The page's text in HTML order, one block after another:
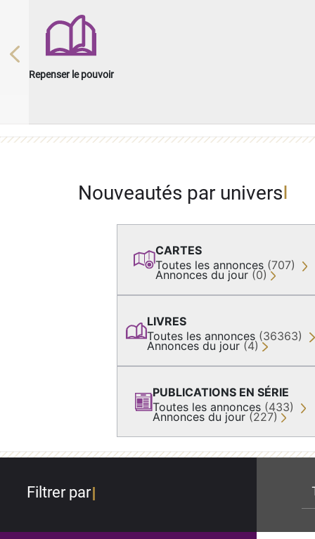
Repenser le pouvoir
Previous
Nouveautés par univers
CARTES
Toutes les annonces (707)
Annonces du jour (0)
LIVRES
Toutes les annonces (36363)
Annonces du jour (4)
PUBLICATIONS EN SÉRIE
Toutes les annonces (433)
Annonces du jour (227)
Filtrer par